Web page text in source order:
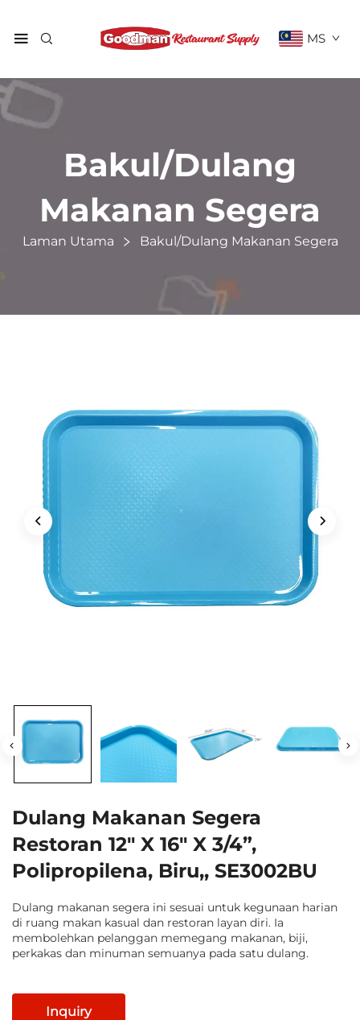
MS
Bakul/Dulang
Makanan Segera
Laman Utama Bakul/Dulang Makanan Segera
Dulang Makanan Segera
Restoran 12" X 16" X 3/4”,
Polipropilena, Biru,, SE3002BU
Dulang makanan segera ini sesuai untuk kegunaan harian
di ruang makan kasual dan restoran layan diri. Ia
membolehkan pelanggan memegang makanan, biji,
perkakas dan minuman semuanya pada satu dulang.
Inquiry